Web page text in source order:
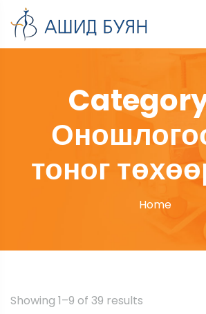
тоног
Home
Showing 1–9 of 39 results